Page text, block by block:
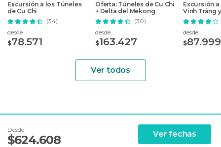
Excursión a los Túneles
de Cu Chi
(34)
desde
$78.571
Oferta: Túneles de Cu Chi
+ Delta del Mekong
(30)
desde
$163.427
Excursión
Vinh Tràng
Mekong
desde
$87.999
Ver todos
Desde
$624.608 Ver fechas